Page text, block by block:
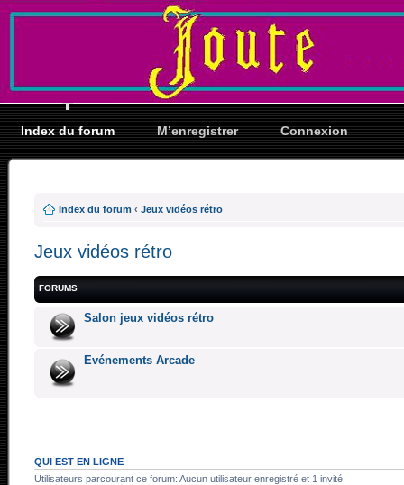
Index du forum M’enregistrer Connexion
Index du forum ‹ Jeux vidéos rétro
Jeux vidéos rétro
FORUMS
Salon jeux vidéos rétro
Evénements Arcade
QUI EST EN LIGNE
Utilisateurs parcourant ce forum: Aucun utilisateur enregistré et 1 invité